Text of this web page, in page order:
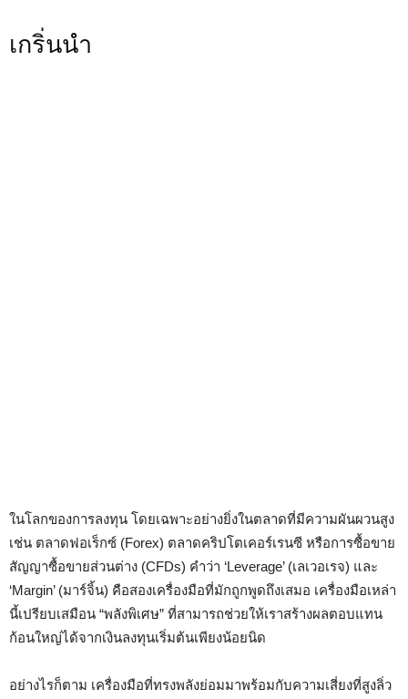
เกริ่นนำ
ในโลกของการลงทุน โดยเฉพาะอย่างยิ่งในตลาดที่มีความผันผวนสูง
เช่น ตลาดฟอเร็กซ์ (Forex) ตลาดคริปโตเคอร์เรนซี หรือการซื้อขาย
สัญญาซื้อขายส่วนต่าง (CFDs) คำว่า ‘Leverage’ (เลเวอเรจ) และ
‘Margin’ (มาร์จิ้น) คือสองเครื่องมือที่มักถูกพูดถึงเสมอ เครื่องมือเหล่า
นี้เปรียบเสมือน “พลังพิเศษ” ที่สามารถช่วยให้เราสร้างผลตอบแทน
ก้อนใหญ่ได้จากเงินลงทุนเริ่มต้นเพียงน้อยนิด
อย่างไรก็ตาม เครื่องมือที่ทรงพลังย่อมมาพร้อมกับความเสี่ยงที่สูงลิ่ว